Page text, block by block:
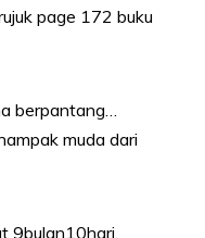
page 172 buku
berpantang…
muda dari
9bulan10hari.